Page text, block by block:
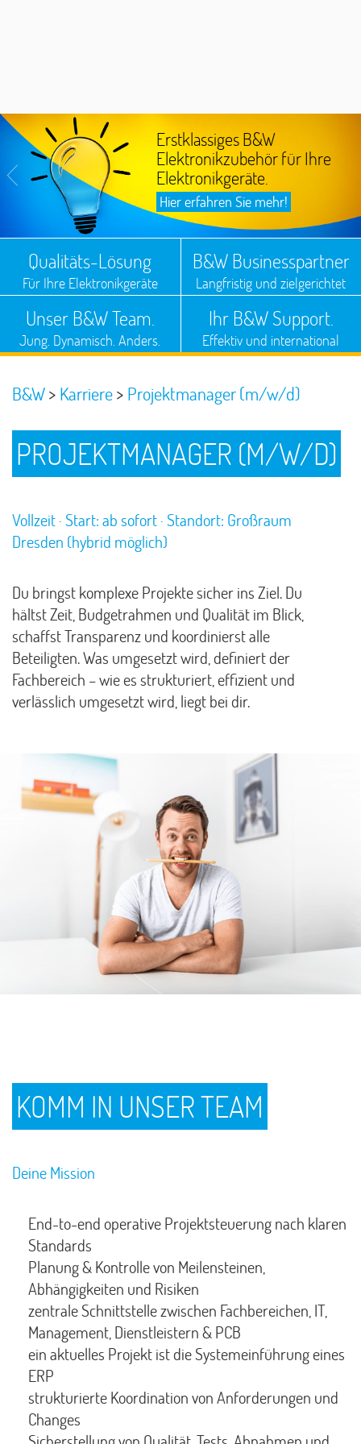
Erstklassiges B&W
Elektronikzubehör für Ihre
Elektronikgeräte.
Hier erfahren Sie mehr!
Qualitäts-Lösung
Für Ihre Elektronikgeräte
B&W Businesspartner
Langfristig und zielgerichtet
Unser B&W Team.
Jung. Dynamisch. Anders.
Ihr B&W Support.
Effektiv und international
B&W> Karriere> Projektmanager (m/w/d)
PROJEKTMANAGER (M/W/D)
Vollzeit · Start: ab sofort · Standort: Großraum
Dresden (hybrid möglich)
Du bringst komplexe Projekte sicher ins Ziel. Du
hältst Zeit, Budgetrahmen und Qualität im Blick,
schaffst Transparenz und koordinierst alle
Beteiligten. Was umgesetzt wird, definiert der
Fachbereich – wie es strukturiert, effizient und
verlässlich umgesetzt wird, liegt bei dir.
KOMM IN UNSER TEAM
Deine Mission
End-to-end operative Projektsteuerung nach klaren
Standards
Planung & Kontrolle von Meilensteinen,
Abhängigkeiten und Risiken
zentrale Schnittstelle zwischen Fachbereichen, IT,
Management, Dienstleistern & PCB
ein aktuelles Projekt ist die Systemeinführung eines
ERP
strukturierte Koordination von Anforderungen und
Changes